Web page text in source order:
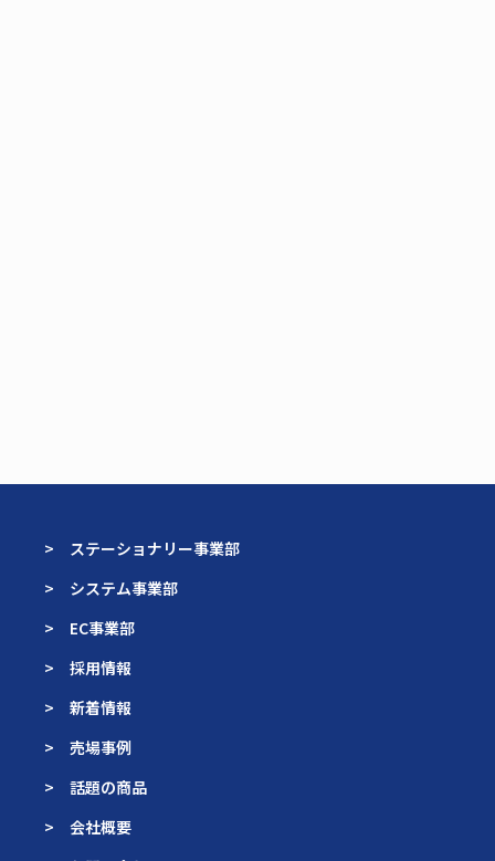
> ステーショナリー事業部
> システム事業部
> EC事業部
> 採用情報
> 新着情報
> 売場事例
> 話題の商品
> 会社概要